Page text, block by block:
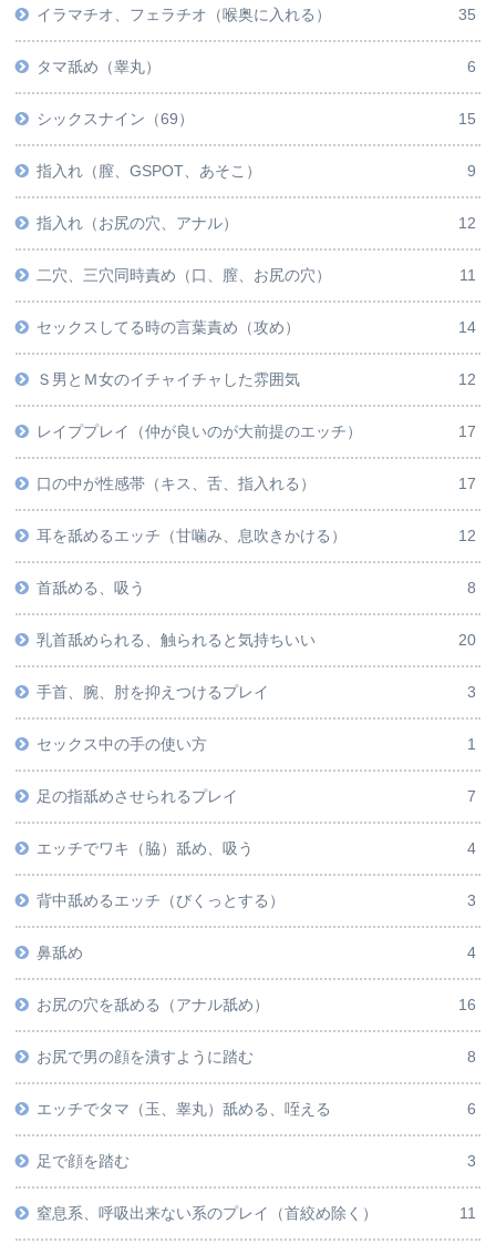
イラマチオ、フェラチオ（喉奥に入れる） 35
タマ舐め（睾丸） 6
シックスナイン（69） 15
指入れ（膣、GSPOT、あそこ） 9
指入れ（お尻の穴、アナル） 12
二穴、三穴同時責め（口、膣、お尻の穴） 11
セックスしてる時の言葉責め（攻め） 14
Ｓ男とＭ女のイチャイチャした雰囲気 12
レイププレイ（仲が良いのが大前提のエッチ） 17
口の中が性感帯（キス、舌、指入れる） 17
耳を舐めるエッチ（甘噛み、息吹きかける） 12
首舐める、吸う 8
乳首舐められる、触られると気持ちいい 20
手首、腕、肘を抑えつけるプレイ 3
セックス中の手の使い方 1
足の指舐めさせられるプレイ 7
エッチでワキ（脇）舐め、吸う 4
背中舐めるエッチ（びくっとする） 3
鼻舐め 4
お尻の穴を舐める（アナル舐め） 16
お尻で男の顔を潰すように踏む 8
エッチでタマ（玉、睾丸）舐める、咥える 6
足で顔を踏む 3
窒息系、呼吸出来ない系のプレイ（首絞め除く） 11